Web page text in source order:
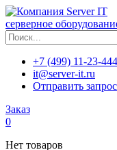
серверное
+7 (499) 11-23-444
it@server-it.ru
Отправить запрос
Заказ
0
Нет товаров